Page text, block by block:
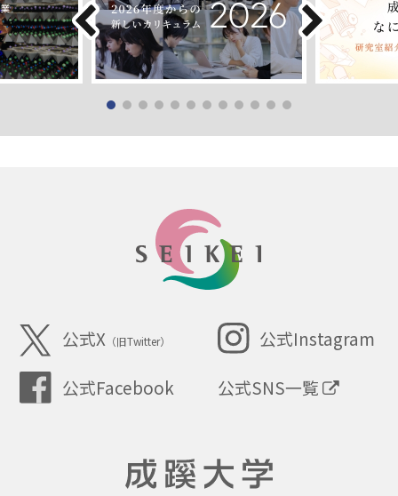
公式X （旧Twitter） 公式Instagram
公式Facebook 公式SNS一覧